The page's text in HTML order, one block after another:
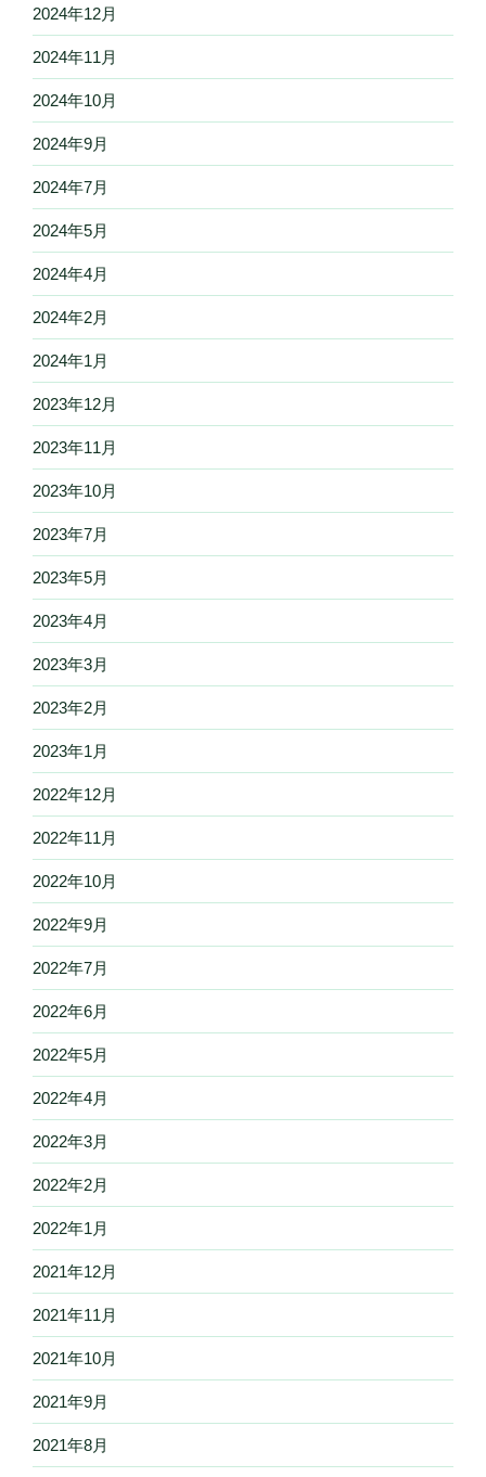
2024年12月
2024年11月
2024年10月
2024年9月
2024年7月
2024年5月
2024年4月
2024年2月
2024年1月
2023年12月
2023年11月
2023年10月
2023年7月
2023年5月
2023年4月
2023年3月
2023年2月
2023年1月
2022年12月
2022年11月
2022年10月
2022年9月
2022年7月
2022年6月
2022年5月
2022年4月
2022年3月
2022年2月
2022年1月
2021年12月
2021年11月
2021年10月
2021年9月
2021年8月